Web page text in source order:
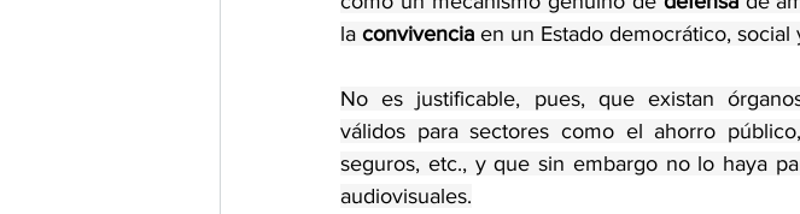
la convivencia en un Estado democrático, social
No es justificable, pues, que existan
válidos para sectores como el ahorro
seguros, etc., y que sin embargo no lo haya
audiovisuales.